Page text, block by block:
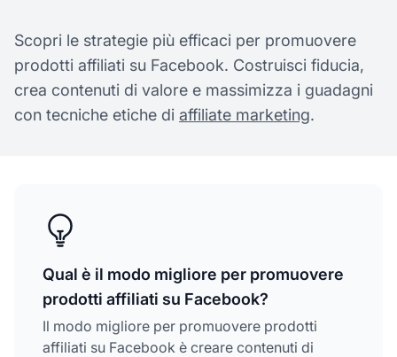
Scopri le strategie più efficaci per promuovere
prodotti affiliati su Facebook. Costruisci fiducia,
crea contenuti di valore e massimizza i guadagni
con tecniche etiche di affiliate marketing.
Qual è il modo migliore per promuovere
prodotti affiliati su Facebook?
Il modo migliore per promuovere prodotti
affiliati su Facebook è creare contenuti di